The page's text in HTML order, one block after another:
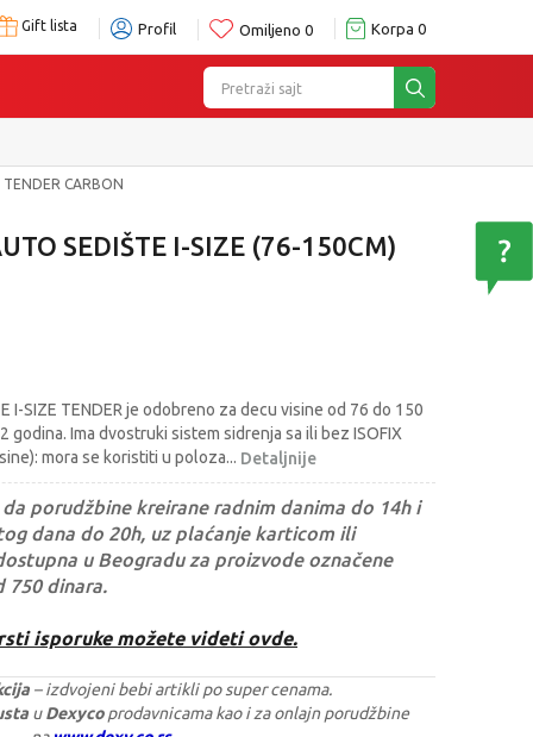
Gift lista Profil Omiljeno 0 Korpa 0
Pretraži sajt
CARBON
SEDIŠTE I-SIZE (76-150CM)
I-SIZE TENDER je odobreno za decu visine od 76 do 150
godina. Ima dvostruki sistem sidrenja sa ili bez ISOFIX
mora se koristiti u poloza... Detaljnije
porudžbine kreirane radnim danima do 14h i
dana do 20h, uz plaćanje karticom ili
u Beogradu za proizvode označene
750 dinara.
isporuke možete videti ovde.
– izdvojeni bebi artikli po super cenama.
uDexycoprodavnicama kao i za onlajn porudžbine